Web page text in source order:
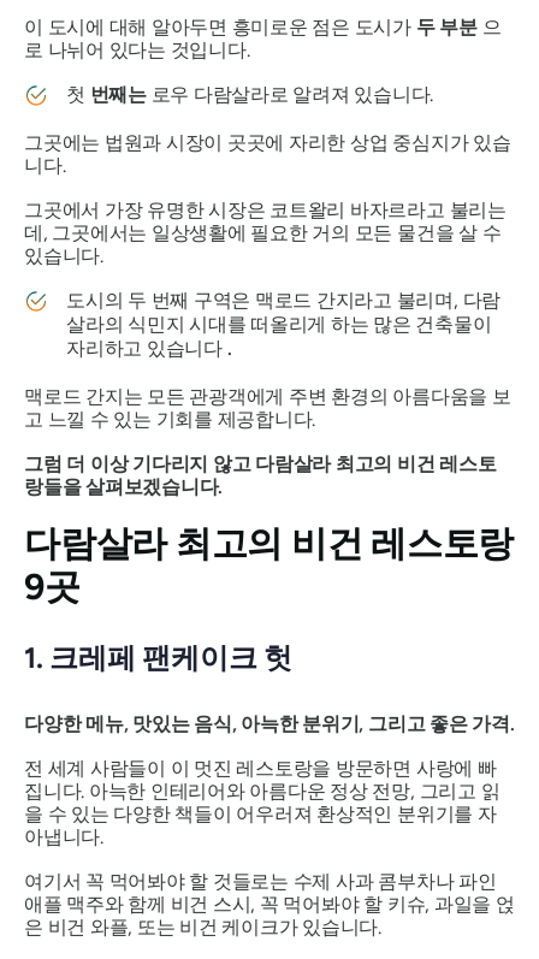
이 도시에 대해 알아두면 흥미로운 점은 도시가 두 부분으
로 나뉘어 있다는 것입니다.
첫 번째는로우 다람살라로 알려져 있습니다.
그곳에는 법원과 시장이 곳곳에 자리한 상업 중심지가 있습
니다.
그곳에서 가장 유명한 시장은 코트왈리 바자르라고 불리는
데, 그곳에서는 일상생활에 필요한 거의 모든 물건을 살 수
있습니다.
도시의 두 번째 구역은 맥로드 간지라고 불리며, 다람
살라의 식민지 시대를 떠올리게 하는 많은 건축물이
자리하고 있습니다 .
맥로드 간지는 모든 관광객에게 주변 환경의 아름다움을 보
고 느낄 수 있는 기회를 제공합니다.
그럼 더 이상 기다리지 않고 다람살라 최고의 비건 레스토
랑들을 살펴보겠습니다.
다람살라 최고의 비건 레스토랑
9곳
1. 크레페 팬케이크 헛
다양한 메뉴, 맛있는 음식, 아늑한 분위기, 그리고 좋은 가격.
전 세계 사람들이 이 멋진 레스토랑을 방문하면 사랑에 빠
집니다. 아늑한 인테리어와 아름다운 정상 전망, 그리고 읽
을 수 있는 다양한 책들이 어우러져 환상적인 분위기를 자
아냅니다.
여기서 꼭 먹어봐야 할 것들로는 수제 사과 콤부차나 파인
애플 맥주와 함께 비건 스시, 꼭 먹어봐야 할 키슈, 과일을 얹
은 비건 와플, 또는 비건 케이크가 있습니다.